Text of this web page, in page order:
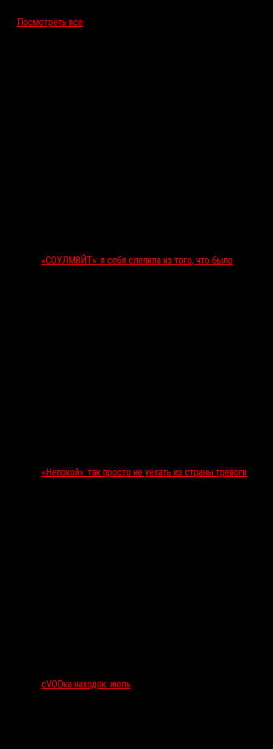
Посмотреть все
«СОУЛМ8ЙТ»: я себя слепила из того, что было
«Непокой»: так просто не уехать из страны тревоги
сVODка находок: июль